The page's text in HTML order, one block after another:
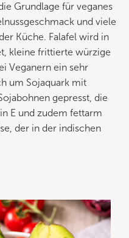
Grundlage für veganes
und viele
Küche. Falafel wird in
kleine frittierte würzige
Veganern ein sehr
um Sojaquark mit
gepresst, die
E und zudem fettarm
der in der indischen